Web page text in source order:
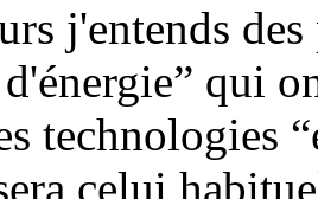
j'entends
d'énergie” qui
technologies
celui